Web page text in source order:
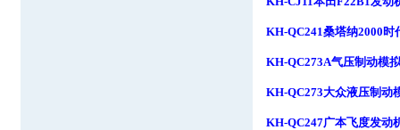
KH-QC241桑塔纳2000时
KH-QC273A气压制动模
KH-QC273大众液压制动
KH-QC247广本飞度发动